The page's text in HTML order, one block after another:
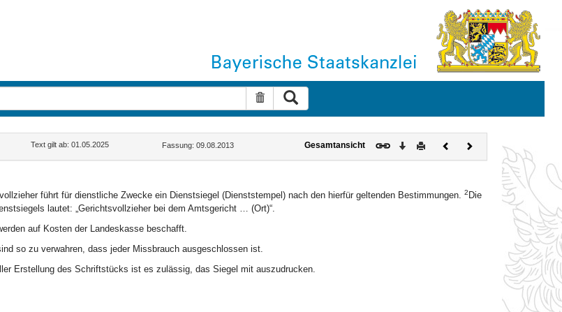
Suche zurücksetzen
Text gilt ab: 01.05.2025 Fassung: 09.08.2013 Gesamtansicht Download
DruckenVorherigesNächstes
Dokument
führt für dienstliche Zwecke ein Dienstsiegel (Dienststempel) nach den hierfür geltenden Bestimmungen. 2 Die
lautet: „Gerichtsvollzieher bei dem Amtsgericht … (Ort)“.
auf Kosten der Landeskasse beschafft.
so zu verwahren, dass jeder Missbrauch ausgeschlossen ist.
Erstellung des Schriftstücks ist es zulässig, das Siegel mit auszudrucken.